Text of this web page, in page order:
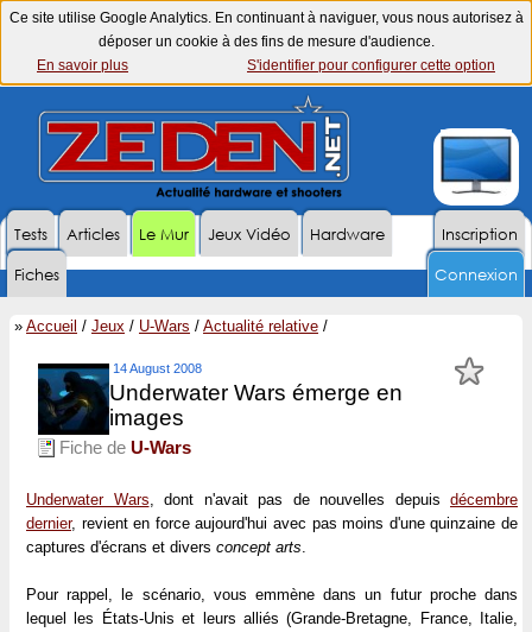
Ce site utilise Google Analytics. En continuant à naviguer, vous nous autorisez à
déposer un cookie à des fins de mesure d'audience.
En savoir plus
S'identifier pour configurer cette option
Inscription
Tests Articles Le Mur Jeux Vidéo
Hardware
Fiches
Connexion
» Accueil / Jeux / U-Wars / Actualité relative /
14 August 2008
Underwater Wars émerge en
images
Fiche de U-Wars
Underwater Wars, dont n'avait pas de nouvelles depuis décembre
dernier, revient en force aujourd'hui avec pas moins d'une quinzaine de
captures d'écrans et divers concept arts.
Pour rappel, le scénario, vous emmène dans un futur proche dans
lequel les États-Unis et leurs alliés (Grande-Bretagne, France, Italie,